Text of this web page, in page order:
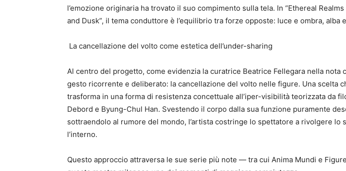
l’emozione originaria ha trovato il suo compimento sulla tela. In “Ethereal
and Dusk”, il tema conduttore è l’equilibrio tra forze opposte: luce e ombra, alba
La cancellazione del volto come estetica dell’under-sharing
Al centro del progetto, come evidenzia la curatrice Beatrice Fellegara nella nota
gesto ricorrente e deliberato: la cancellazione del volto nelle figure. Una scelta
trasforma in una forma di resistenza concettuale all’iper-visibilità teorizzata da
Debord e Byung-Chul Han. Svestendo il corpo dalla sua funzione puramente
sottraendolo al rumore del mondo, l’artista costringe lo spettatore a rivolgere lo
l’interno.
Questo approccio attraversa le sue serie più note — tra cui Anima Mundi e